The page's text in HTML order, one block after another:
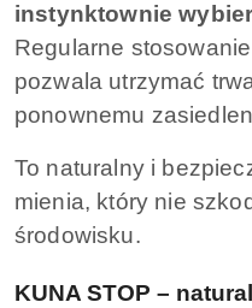
instynktownie
Regularne
pozwala utrzymać
ponownemu
To naturalny i
mienia, który nie
środowisku.
KUNA STOP –